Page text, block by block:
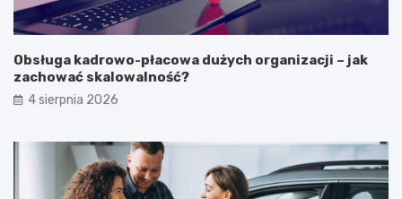
Obsługa kadrowo-płacowa dużych organizacji – jak
zachować skalowalność?
4 sierpnia 2026